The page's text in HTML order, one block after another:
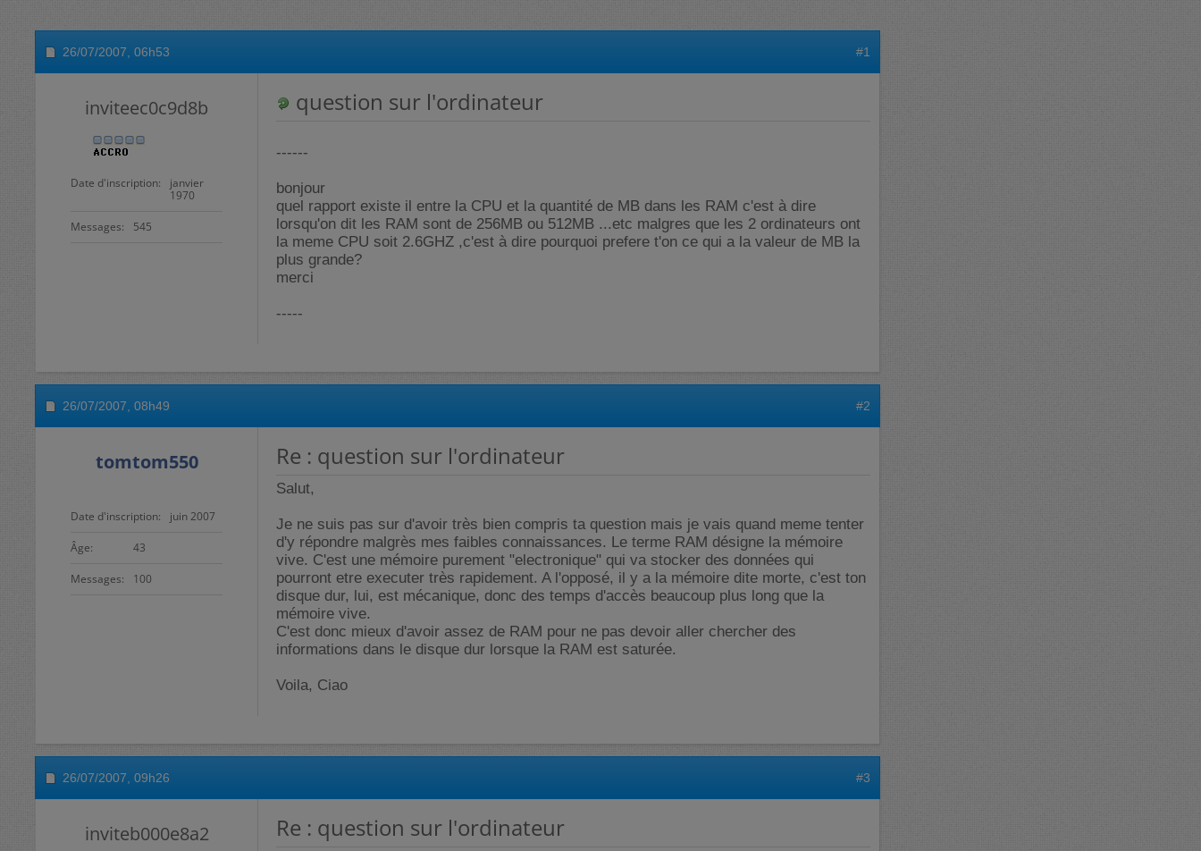
26/07/2007, 06h53 #1
inviteec0c9d8b
Date d'inscription
janvier
1970
Messages 545
question sur l'ordinateur
------
bonjour
quel rapport existe il entre la CPU et la quantité de MB dans les RAM c'est à dire
lorsqu'on dit les RAM sont de 256MB ou 512MB ...etc malgres que les 2 ordinateurs ont
la meme CPU soit 2.6GHZ ,c'est à dire pourquoi prefere t'on ce qui a la valeur de MB la
plus grande?
merci
-----
26/07/2007, 08h49 #2
tomtom550
Date d'inscription juin 2007
Âge 43
Messages 100
Re : question sur l'ordinateur
Salut,
Je ne suis pas sur d'avoir très bien compris ta question mais je vais quand meme tenter
d'y répondre malgrès mes faibles connaissances. Le terme RAM désigne la mémoire
vive. C'est une mémoire purement "electronique" qui va stocker des données qui
pourront etre executer très rapidement. A l'opposé, il y a la mémoire dite morte, c'est ton
disque dur, lui, est mécanique, donc des temps d'accès beaucoup plus long que la
mémoire vive.
C'est donc mieux d'avoir assez de RAM pour ne pas devoir aller chercher des
informations dans le disque dur lorsque la RAM est saturée.
Voila, Ciao
26/07/2007, 09h26 #3
inviteb000e8a2 Re : question sur l'ordinateur